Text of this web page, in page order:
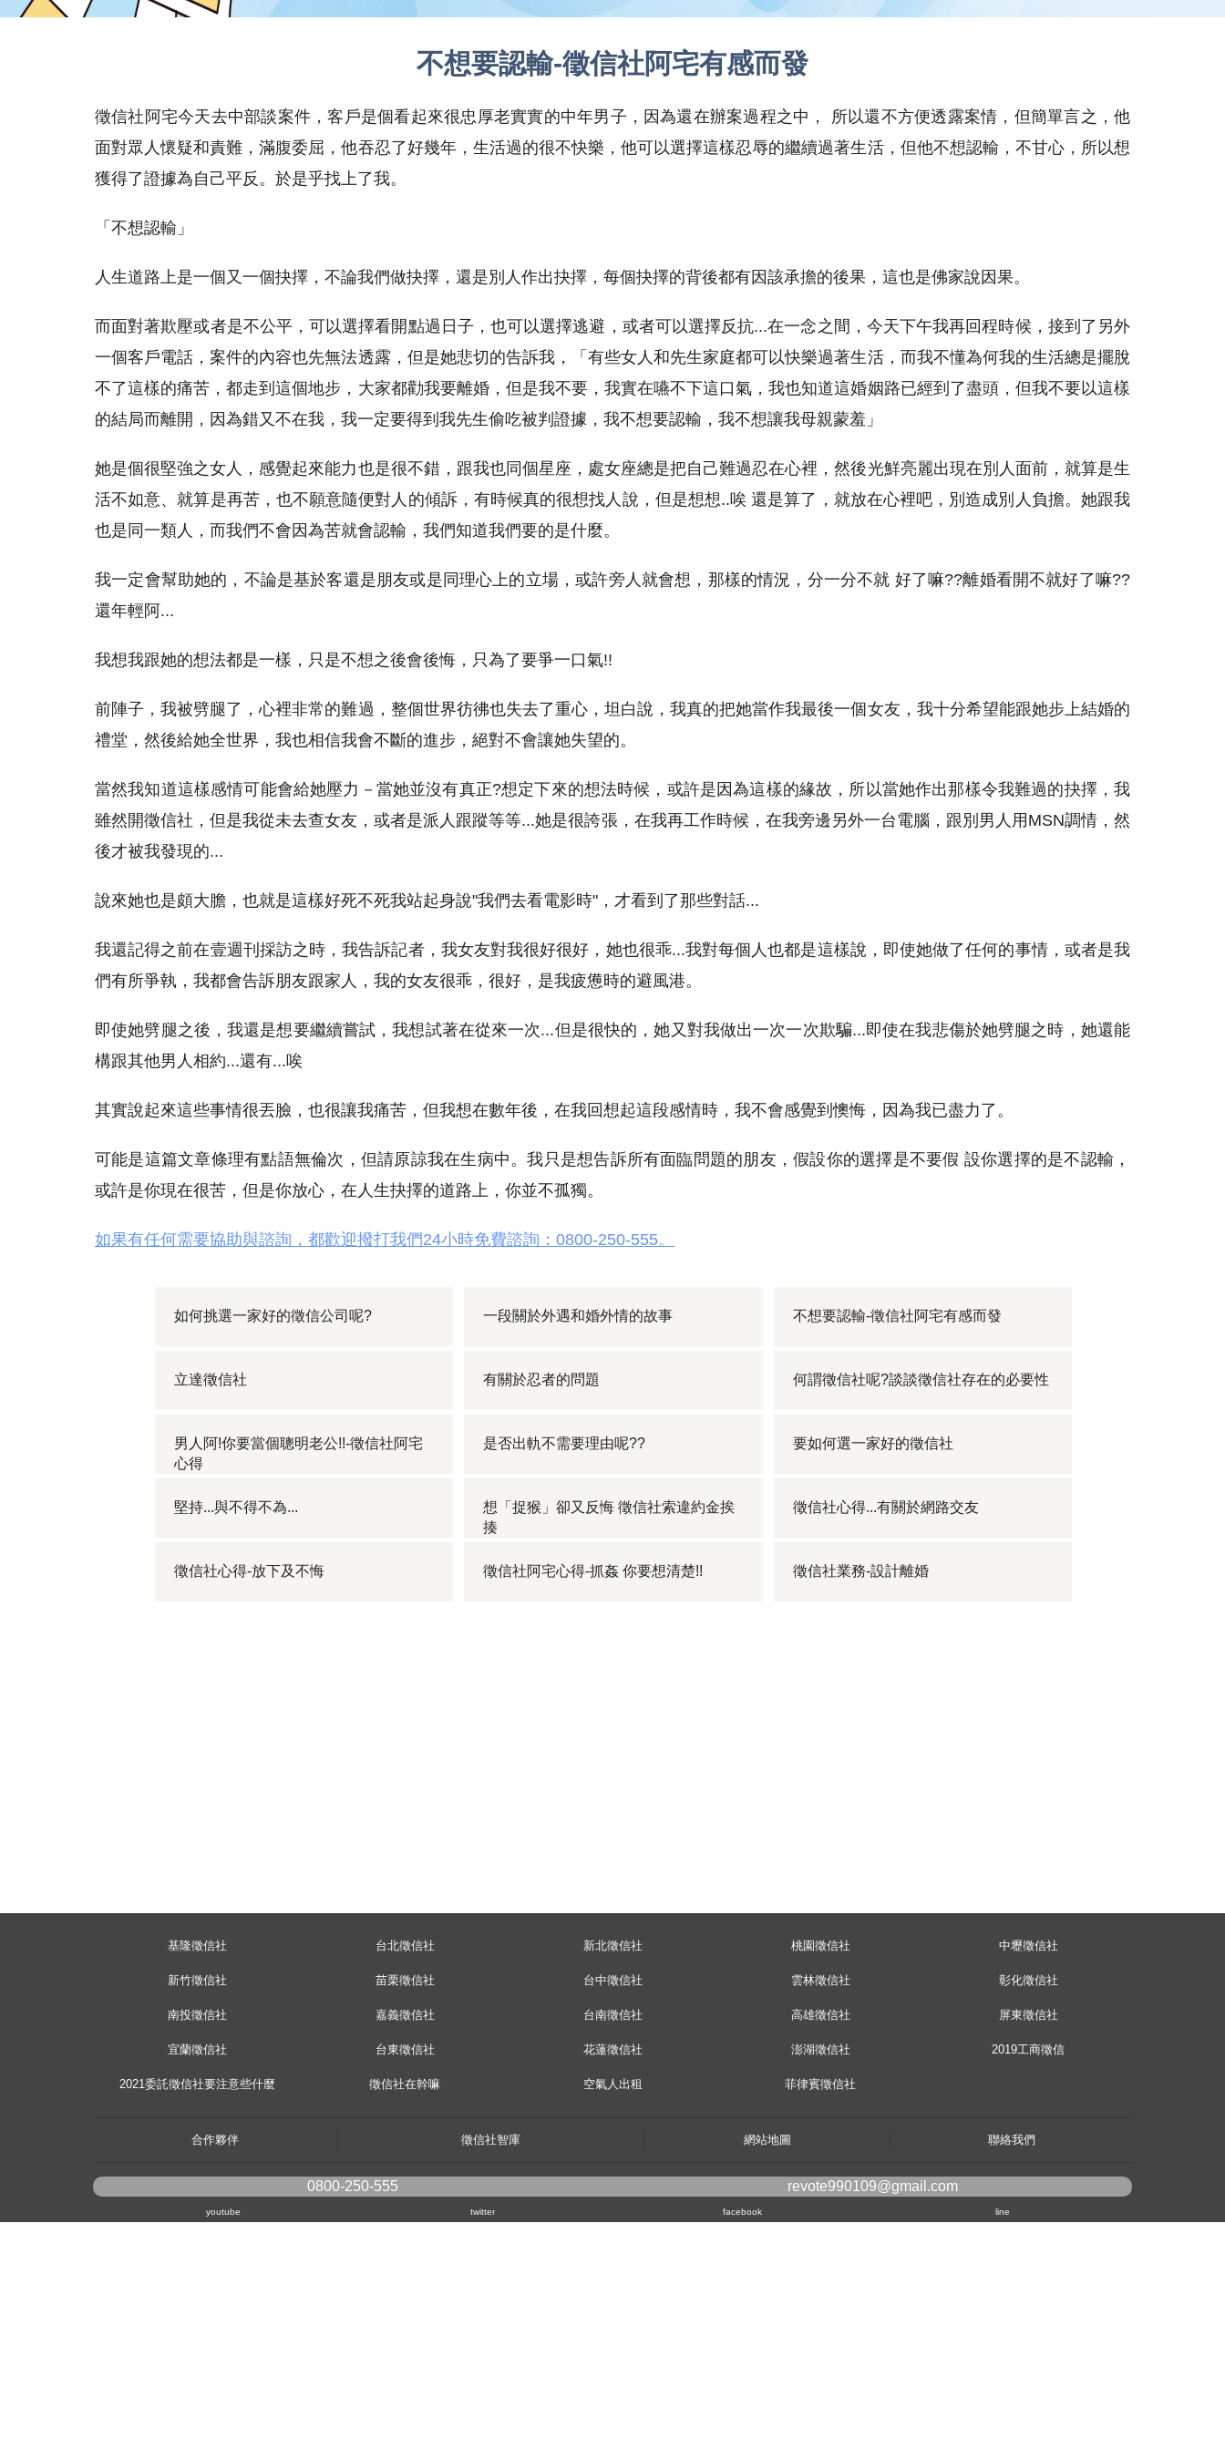
不想要認輸-徵信社阿宅有感而發
徵信社阿宅今天去中部談案件，客戶是個看起來很忠厚老實實的中年男子，因為還在辦案過程之中， 所以還不方便透露案情，但簡單言之，他
面對眾人懷疑和責難，滿腹委屈，他吞忍了好幾年，生活過的很不快樂，他可以選擇這樣忍辱的繼續過著生活，但他不想認輸，不甘心，所以想
獲得了證據為自己平反。於是乎找上了我。
「不想認輸」
人生道路上是一個又一個抉擇，不論我們做抉擇，還是別人作出抉擇，每個抉擇的背後都有因該承擔的後果，這也是佛家說因果。
而面對著欺壓或者是不公平，可以選擇看開點過日子，也可以選擇逃避，或者可以選擇反抗...在一念之間，今天下午我再回程時候，接到了另外
一個客戶電話，案件的內容也先無法透露，但是她悲切的告訴我，「有些女人和先生家庭都可以快樂過著生活，而我不懂為何我的生活總是擺脫
不了這樣的痛苦，都走到這個地步，大家都勸我要離婚，但是我不要，我實在嚥不下這口氣，我也知道這婚姻路已經到了盡頭，但我不要以這樣
的結局而離開，因為錯又不在我，我一定要得到我先生偷吃被判證據，我不想要認輸，我不想讓我母親蒙羞」
她是個很堅強之女人，感覺起來能力也是很不錯，跟我也同個星座，處女座總是把自己難過忍在心裡，然後光鮮亮麗出現在別人面前，就算是生
活不如意、就算是再苦，也不願意隨便對人的傾訴，有時候真的很想找人說，但是想想..唉 還是算了，就放在心裡吧，別造成別人負擔。她跟我
也是同一類人，而我們不會因為苦就會認輸，我們知道我們要的是什麼。
我一定會幫助她的，不論是基於客還是朋友或是同理心上的立場，或許旁人就會想，那樣的情況，分一分不就 好了嘛??離婚看開不就好了嘛??
還年輕阿...
我想我跟她的想法都是一樣，只是不想之後會後悔，只為了要爭一口氣!!
前陣子，我被劈腿了，心裡非常的難過，整個世界彷彿也失去了重心，坦白說，我真的把她當作我最後一個女友，我十分希望能跟她步上結婚的
禮堂，然後給她全世界，我也相信我會不斷的進步，絕對不會讓她失望的。
當然我知道這樣感情可能會給她壓力－當她並沒有真正?想定下來的想法時候，或許是因為這樣的緣故，所以當她作出那樣令我難過的抉擇，我
雖然開徵信社，但是我從未去查女友，或者是派人跟蹤等等...她是很誇張，在我再工作時候，在我旁邊另外一台電腦，跟別男人用MSN調情，然
後才被我發現的...
說來她也是頗大膽，也就是這樣好死不死我站起身說"我們去看電影時"，才看到了那些對話...
我還記得之前在壹週刊採訪之時，我告訴記者，我女友對我很好很好，她也很乖...我對每個人也都是這樣說，即使她做了任何的事情，或者是我
們有所爭執，我都會告訴朋友跟家人，我的女友很乖，很好，是我疲憊時的避風港。
即使她劈腿之後，我還是想要繼續嘗試，我想試著在從來一次...但是很快的，她又對我做出一次一次欺騙...即使在我悲傷於她劈腿之時，她還能
構跟其他男人相約...還有...唉
其實說起來這些事情很丟臉，也很讓我痛苦，但我想在數年後，在我回想起這段感情時，我不會感覺到懊悔，因為我已盡力了。
可能是這篇文章條理有點語無倫次，但請原諒我在生病中。我只是想告訴所有面臨問題的朋友，假設你的選擇是不要假 設你選擇的是不認輸，
或許是你現在很苦，但是你放心，在人生抉擇的道路上，你並不孤獨。
如果有任何需要協助與諮詢，都歡迎撥打我們24小時免費諮詢：0800-250-555。
如何挑選一家好的徵信公司呢? 一段關於外遇和婚外情的故事 不想要認輸-徵信社阿宅有感而發
立達徵信社 有關於忍者的問題 何謂徵信社呢?談談徵信社存在的必要性
男人阿!你要當個聰明老公!!-徵信社阿宅
心得
是否出軌不需要理由呢?? 要如何選一家好的徵信社
堅持...與不得不為...
想「捉猴」卻又反悔 徵信社索違約金挨
揍
徵信社心得...有關於網路交友
徵信社心得-放下及不悔 徵信社阿宅心得-抓姦 你要想清楚!! 徵信社業務-設計離婚
基隆徵信社 台北徵信社 新北徵信社 桃園徵信社 中壢徵信社
新竹徵信社 苗栗徵信社 台中徵信社 雲林徵信社 彰化徵信社
南投徵信社 嘉義徵信社 台南徵信社 高雄徵信社 屏東徵信社
宜蘭徵信社 台東徵信社 花蓮徵信社 澎湖徵信社 2019工商徵信
2021委託徵信社要注意些什麼 徵信社在幹嘛 空氣人出租 菲律賓徵信社
合作夥伴 徵信社智庫 網站地圖 聯絡我們
0800-250-555 revote990109@gmail.com
youtube twitter facebook line